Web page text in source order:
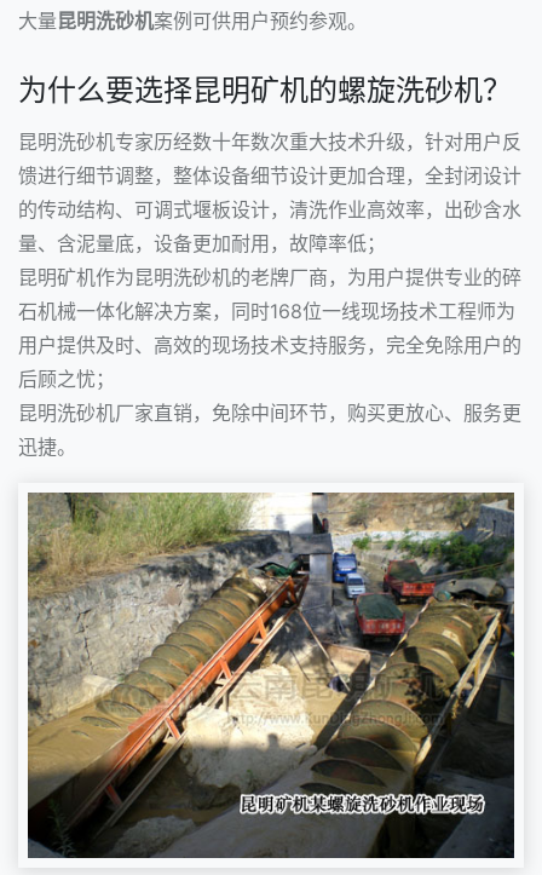
大量昆明洗砂机案例可供用户预约参观。
为什么要选择昆明矿机的螺旋洗砂机？
昆明洗砂机专家历经数十年数次重大技术升级，针对用户反
馈进行细节调整，整体设备细节设计更加合理，全封闭设计
的传动结构、可调式堰板设计，清洗作业高效率，出砂含水
量、含泥量底，设备更加耐用，故障率低；
昆明矿机作为昆明洗砂机的老牌厂商，为用户提供专业的碎
石机械一体化解决方案，同时168位一线现场技术工程师为
用户提供及时、高效的现场技术支持服务，完全免除用户的
后顾之忧；
昆明洗砂机厂家直销，免除中间环节，购买更放心、服务更
迅捷。